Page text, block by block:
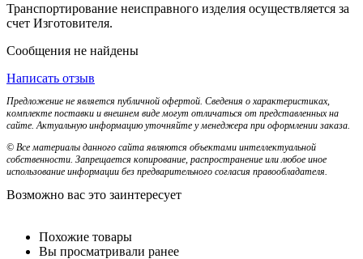
Транспортирование неисправного изделия осуществляется за
счет Изготовителя.
Сообщения не найдены
Написать отзыв
Предложение не является публичной офертой. Сведения о характеристиках,
комплекте поставки и внешнем виде могут отличаться от представленных на
сайте. Актуальную информацию уточняйте у менеджера при оформлении заказа.
© Все материалы данного сайта являются объектами интеллектуальной
собственности. Запрещается копирование, распространение или любое иное
использование информации без предварительного согласия правообладателя.
Возможно вас это заинтересует
Похожие товары
Вы просматривали ранее